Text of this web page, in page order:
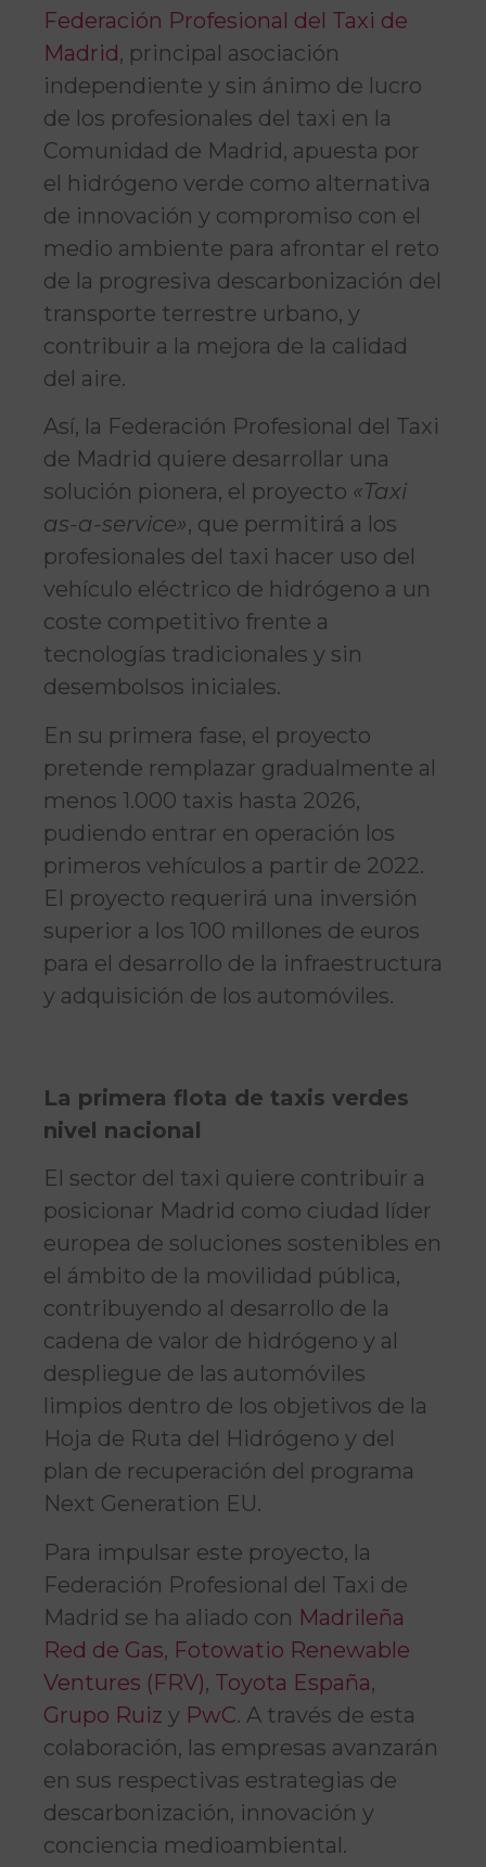
Federación Profesional del Taxi de
Madrid, principal asociación
independiente y sin ánimo de lucro
de los profesionales del taxi en la
Comunidad de Madrid, apuesta por
el hidrógeno verde como alternativa
de innovación y compromiso con el
medio ambiente para afrontar el reto
de la progresiva descarbonización del
transporte terrestre urbano, y
contribuir a la mejora de la calidad
del aire.
Así, la Federación Profesional del Taxi
de Madrid quiere desarrollar una
solución pionera, el proyecto «Taxi
as-a-service», que permitirá a los
profesionales del taxi hacer uso del
vehículo eléctrico de hidrógeno a un
coste competitivo frente a
tecnologías tradicionales y sin
desembolsos iniciales.
En su primera fase, el proyecto
pretende remplazar gradualmente al
menos 1.000 taxis hasta 2026,
pudiendo entrar en operación los
primeros vehículos a partir de 2022.
El proyecto requerirá una inversión
superior a los 100 millones de euros
para el desarrollo de la infraestructura
y adquisición de los automóviles.
La primera flota de taxis verdes
nivel nacional
El sector del taxi quiere contribuir a
posicionar Madrid como ciudad líder
europea de soluciones sostenibles en
el ámbito de la movilidad pública,
contribuyendo al desarrollo de la
cadena de valor de hidrógeno y al
despliegue de las automóviles
limpios dentro de los objetivos de la
Hoja de Ruta del Hidrógeno y del
plan de recuperación del programa
Next Generation EU.
Para impulsar este proyecto, la
Federación Profesional del Taxi de
Madrid se ha aliado con Madrileña
Red de Gas, Fotowatio Renewable
Ventures (FRV), Toyota España,
Grupo Ruiz y PwC. A través de esta
colaboración, las empresas avanzarán
en sus respectivas estrategias de
descarbonización, innovación y
conciencia medioambiental.